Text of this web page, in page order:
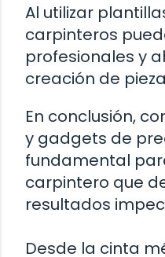
Al utilizar
carpinteros
profesionales y
creación de
En conclusión,
y gadgets de
fundamental
carpintero que
resultados
Desde la cinta